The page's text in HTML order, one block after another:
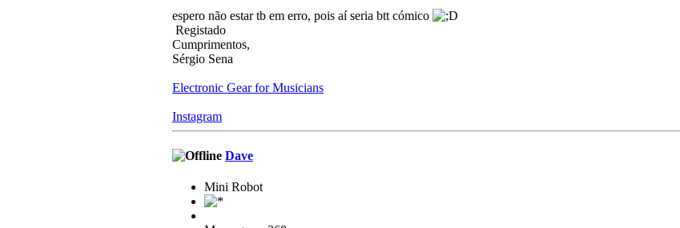
espero não estar tb em erro, pois aí seria btt cómico
Registado
Cumprimentos,
Sérgio Sena
Electronic Gear for Musicians
Instagram
Dave
Mini Robot